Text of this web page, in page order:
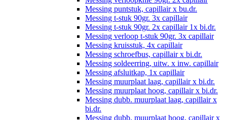
Messing puntstuk, capillair x bu.dr.
Messing t-stuk 90gr. 3x capillair
Messing t-stuk 90gr. 2x capillair 1x bi.dr.
Messing verloop t-stuk 90gr. 3x capillair
Messing kruisstuk, 4x capillair
Messing schroefbus, capillair x bi.dr.
Messing soldeerring, uitw. x inw. capillair
Messing afsluitkap, 1x capillair
Messing muurplaat laag, capillair x bi.dr.
Messing muurplaat hoog, capillair x bi.dr.
Messing dubb. muurplaat laag, capillair x
bi.dr.
Messing dubb. muurplaat hoog, capillair x